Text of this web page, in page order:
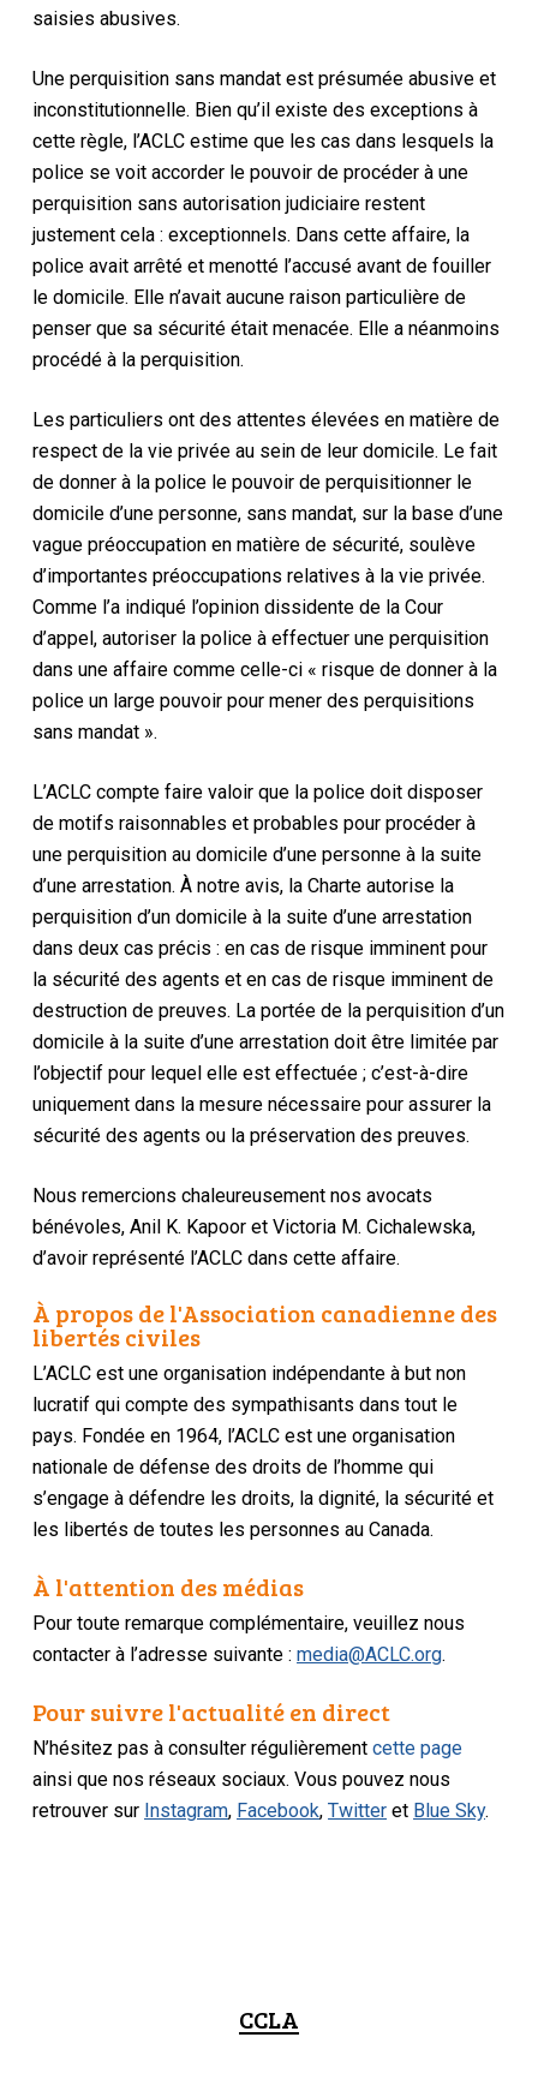
saisies abusives.
Une perquisition sans mandat est présumée abusive et
inconstitutionnelle. Bien qu’il existe des exceptions à
cette règle, l’ACLC estime que les cas dans lesquels la
police se voit accorder le pouvoir de procéder à une
perquisition sans autorisation judiciaire restent
justement cela : exceptionnels. Dans cette affaire, la
police avait arrêté et menotté l’accusé avant de fouiller
le domicile. Elle n’avait aucune raison particulière de
penser que sa sécurité était menacée. Elle a néanmoins
procédé à la perquisition.
Les particuliers ont des attentes élevées en matière de
respect de la vie privée au sein de leur domicile. Le fait
de donner à la police le pouvoir de perquisitionner le
domicile d’une personne, sans mandat, sur la base d’une
vague préoccupation en matière de sécurité, soulève
d’importantes préoccupations relatives à la vie privée.
Comme l’a indiqué l’opinion dissidente de la Cour
d’appel, autoriser la police à effectuer une perquisition
dans une affaire comme celle-ci « risque de donner à la
police un large pouvoir pour mener des perquisitions
sans mandat ».
L’ACLC compte faire valoir que la police doit disposer
de motifs raisonnables et probables pour procéder à
une perquisition au domicile d’une personne à la suite
d’une arrestation. À notre avis, la Charte autorise la
perquisition d’un domicile à la suite d’une arrestation
dans deux cas précis : en cas de risque imminent pour
la sécurité des agents et en cas de risque imminent de
destruction de preuves. La portée de la perquisition d’un
domicile à la suite d’une arrestation doit être limitée par
l’objectif pour lequel elle est effectuée ; c’est-à-dire
uniquement dans la mesure nécessaire pour assurer la
sécurité des agents ou la préservation des preuves.
Nous remercions chaleureusement nos avocats
bénévoles, Anil K. Kapoor et Victoria M. Cichalewska,
d’avoir représenté l’ACLC dans cette affaire.
À propos de l'Association canadienne des
libertés civiles
L’ACLC est une organisation indépendante à but non
lucratif qui compte des sympathisants dans tout le
pays. Fondée en 1964, l’ACLC est une organisation
nationale de défense des droits de l’homme qui
s’engage à défendre les droits, la dignité, la sécurité et
les libertés de toutes les personnes au Canada.
À l'attention des médias
Pour toute remarque complémentaire, veuillez nous
contacter à l’adresse suivante :media@ACLC.org.
Pour suivre l'actualité en direct
N’hésitez pas à consulter régulièrementcette page
ainsi que nos réseaux sociaux. Vous pouvez nous
retrouver sur Instagram, Facebook,Twitter et Blue Sky.
CCLA